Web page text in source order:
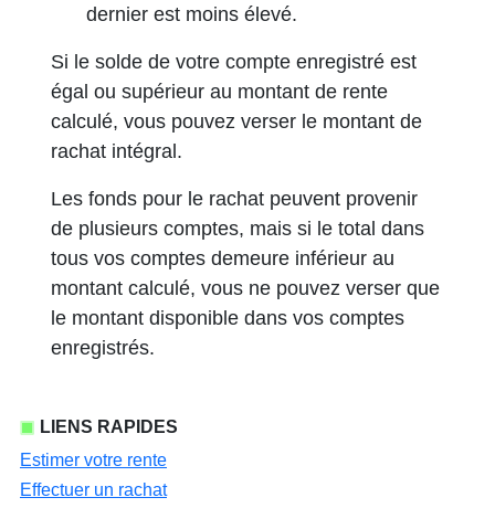
dernier est moins élevé.
Si le solde de votre compte enregistré est
égal ou supérieur au montant de rente
calculé, vous pouvez verser le montant de
rachat intégral.
Les fonds pour le rachat peuvent provenir
de plusieurs comptes, mais si le total dans
tous vos comptes demeure inférieur au
montant calculé, vous ne pouvez verser que
le montant disponible dans vos comptes
enregistrés.
LIENS RAPIDES
Estimer votre rente
Effectuer un rachat